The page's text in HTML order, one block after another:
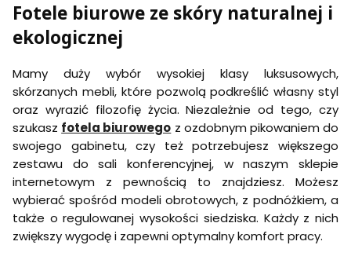
Fotele biurowe ze skóry naturalnej i
ekologicznej
Mamy duży wybór wysokiej klasy luksusowych,
skórzanych mebli, które pozwolą podkreślić własny styl
oraz wyrazić filozofię życia. Niezależnie od tego, czy
szukasz fotela biurowego z ozdobnym pikowaniem do
swojego gabinetu, czy też potrzebujesz większego
zestawu do sali konferencyjnej, w naszym sklepie
internetowym z pewnością to znajdziesz. Możesz
wybierać spośród modeli obrotowych, z podnóżkiem, a
także o regulowanej wysokości siedziska. Każdy z nich
zwiększy wygodę i zapewni optymalny komfort pracy.